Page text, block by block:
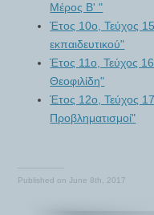
Μέρος Β' "
Έτος 10ο, Τεύχος
εκπαιδευτικού"
Έτος 11ο, Τεύχος
Θεοφιλίδη"
Έτος 12ο, Τεύχος
Προβληματισμοί"
Published onJune 8th, 2017